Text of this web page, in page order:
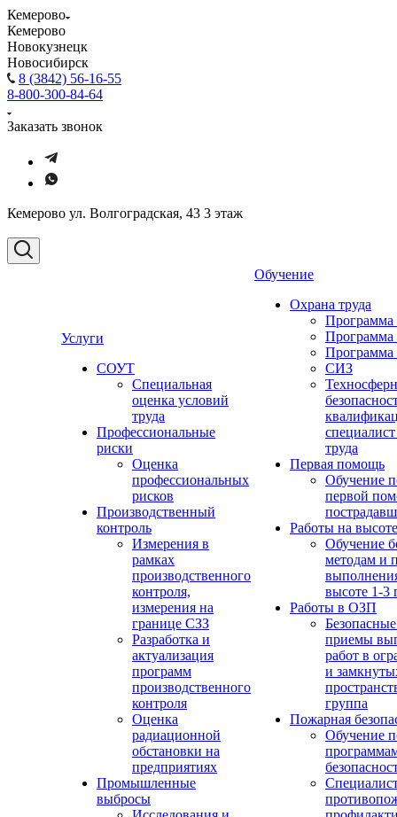
Кемерово
Кемерово
Новокузнецк
Новосибирск
8 (3842) 56-16-55
8-800-300-84-64
Заказать звонок
Кемерово ул. Волгоградская, 43 3 этаж
Услуги
СОУТ
Специальная
оценка условий
труда
Профессиональные
риски
Оценка
профессиональных
рисков
Производственный
контроль
Измерения в
рамках
производственного
контроля,
измерения на
границе СЗЗ
Разработка и
актуализация
программ
производственного
контроля
Оценка
радиационной
обстановки на
предприятиях
Промышленные
выбросы
Обучение
Охрана труда
Программа
Программа
СИЗ
труда
Первая помощь
Обучение
первой
Работы на высоте
Обучение
методам и
высоте 1-3
Работы в ОЗП
приемы
работ в
и
группа
Пожарная
Обучение